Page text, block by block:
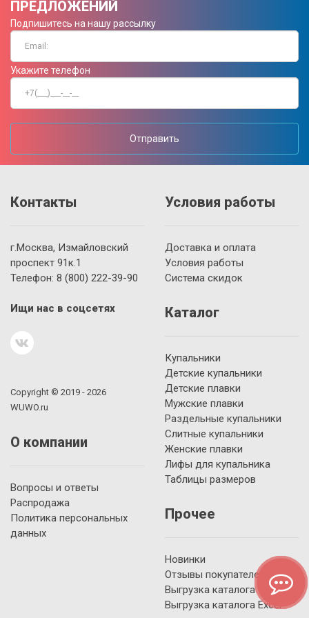
ПРЕДЛОЖЕНИЙ
Подпишитесь на нашу рассылку
Укажите телефон
Отправить
Контакты
г.Москва, Измайловский
проспект 91к.1
Телефон: 8 (800) 222-39-90
Ищи нас в соцсетях
Copyright © 2019 - 2026
WUWO.ru
О компании
Вопросы и ответы
Распродажа
Политика персональных
данных
Условия работы
Доставка и оплата
Условия работы
Система скидок
Каталог
Купальники
Детские купальники
Детские плавки
Мужские плавки
Раздельные купальники
Слитные купальники
Женские плавки
Лифы для купальника
Таблицы размеров
Прочее
Новинки
Отзывы покупателей
Выгрузка каталога YML
Выгрузка каталога Excel